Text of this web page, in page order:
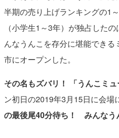
半期の売り上げランキングの1
（小学生1～3年）が独占した
んなうんこを存分に堪能でき
市にオープンした。
その名もズバリ！ 「うんこミュ
ン初日の2019年3月15日に会
の最後尾40分待ち！ みんなう